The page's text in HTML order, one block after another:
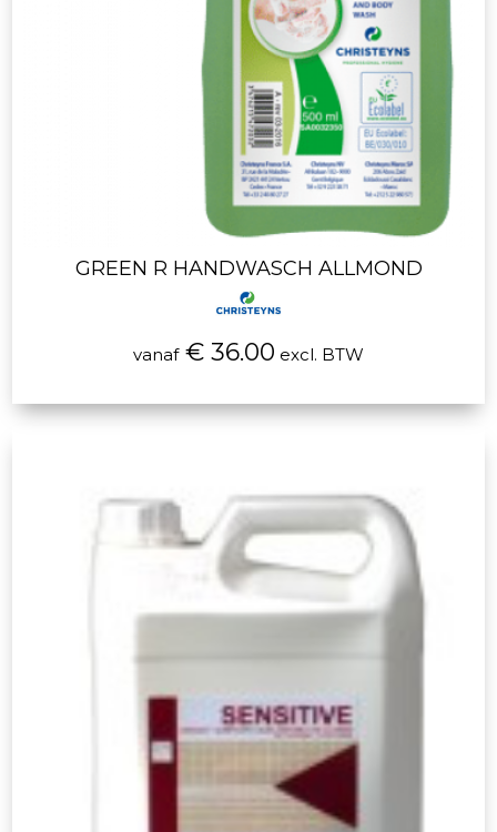
GREEN R HANDWASCH ALLMOND
vanaf€ 36.00 excl. BTW